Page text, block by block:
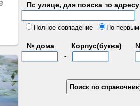
По улице, для поиска по адресу
Полное совпадение
По
№ дома Корпус(буква)
-